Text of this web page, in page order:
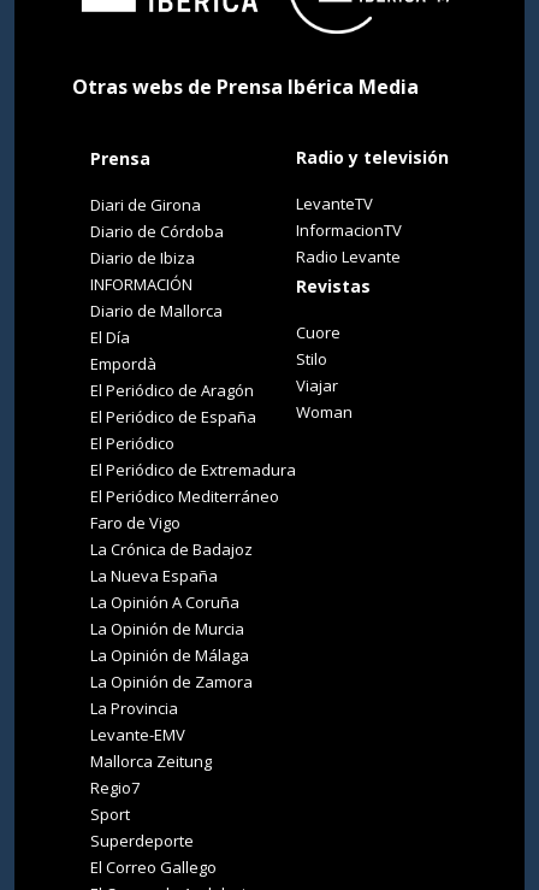
Otras webs de Prensa Ibérica Media
Prensa
Diari de Girona
Diario de Córdoba
Diario de Ibiza
INFORMACIÓN
Diario de Mallorca
El Día
Empordà
El Periódico de Aragón
El Periódico de España
El Periódico
El Periódico de Extremadura
El Periódico Mediterráneo
Faro de Vigo
La Crónica de Badajoz
La Nueva España
La Opinión A Coruña
La Opinión de Murcia
La Opinión de Málaga
La Opinión de Zamora
La Provincia
Levante-EMV
Mallorca Zeitung
Regio7
Sport
Superdeporte
El Correo Gallego
Radio y televisión
LevanteTV
InformacionTV
Radio Levante
Revistas
Cuore
Stilo
Viajar
Woman